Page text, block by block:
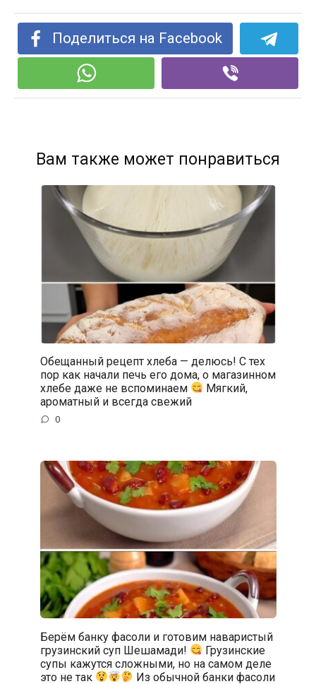
Поделиться на Facebook
Вам также может понравиться
Обещанный рецепт хлеба — делюсь! С тех
пор как начали печь его дома, о магазинном
хлебе даже не вспоминаем
Мягкий,
ароматный и всегда свежий
0
Берём банку фасоли и готовим наваристый
грузинский суп Шешамади!
Грузинские
супы кажутся сложными, но на самом деле
это не так
Из обычной банки фасоли